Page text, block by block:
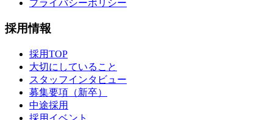
プライバシーポリシー
採用情報
採用TOP
大切にしていること
スタッフインタビュー
募集要項（新卒）
中途採用